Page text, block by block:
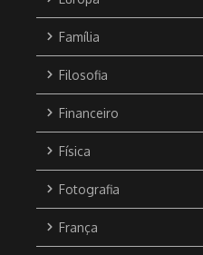
Família
Filosofia
Financeiro
Física
Fotografia
França